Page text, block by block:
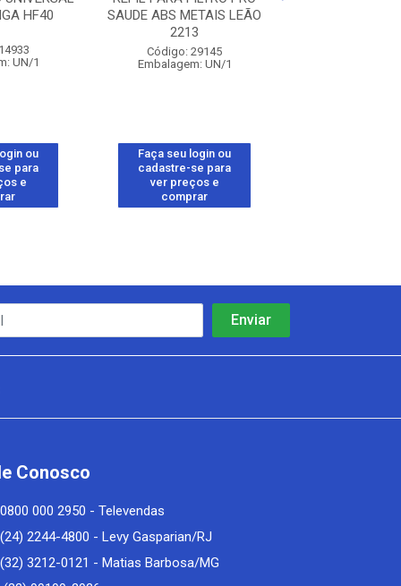
HF40
UN/1
ou
para
e
SAUDE ABS METAIS LEÃO
2213
Código: 29145
Embalagem: UN/1
Faça seu login ou
cadastre-se para
ver preços e
comprar
Conosco
0800 000 2950 - Televendas
(24) 2244-4800 - Levy Gasparian/RJ
(32) 3212-0121 - Matias Barbosa/MG